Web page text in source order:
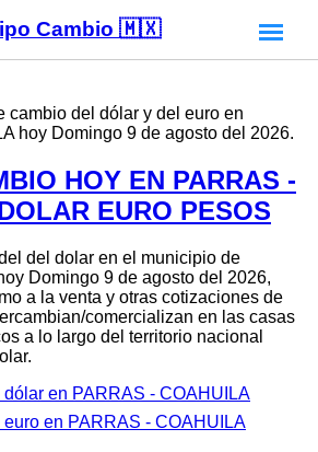
Cambio 🇲🇽
cambio del dólar y del euro en
hoy Domingo 9 de agosto del 2026.
HOY EN PARRAS -
EURO PESOS
del dolar en el municipio de
Domingo 9 de agosto del 2026,
a la venta y otras cotizaciones de
comercializan en las casas
a lo largo del territorio nacional
en PARRAS - COAHUILA
en PARRAS - COAHUILA